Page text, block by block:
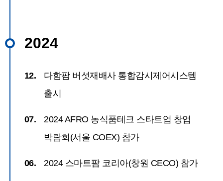
2024
12.
다함팜 버섯재배사 통합감시제어시스템
출시
07.
2024 AFRO 농식품테크 스타트업 창업
박람회(서울 COEX) 참가
06. 2024 스마트팜 코리아(창원 CECO) 참가